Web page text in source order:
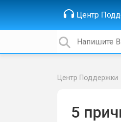
Центр
Центр Поддержки
5